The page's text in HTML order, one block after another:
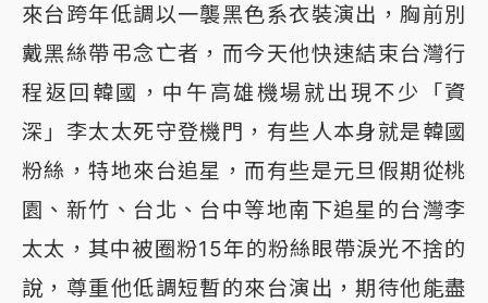
來台跨年低調以一襲黑色系衣裝演出，胸前別
戴黑絲帶弔念亡者，而今天他快速結束台灣行
程返回韓國，中午高雄機場就出現不少「資
深」李太太死守登機門，有些人本身就是韓國
粉絲，特地來台追星，而有些是元旦假期從桃
園、新竹、台北、台中等地南下追星的台灣李
太太，其中被圈粉15年的粉絲眼帶淚光不捨的
說，尊重他低調短暫的來台演出，期待他能盡